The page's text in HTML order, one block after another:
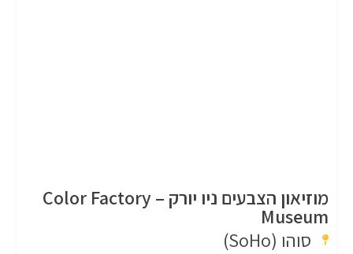
מוזיאון הצבעים ניו יורק – Color Factory
Museum
סוהו (SoHo)